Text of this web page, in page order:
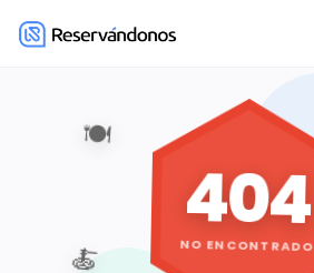
🍽️
🍝
404
NO ENCONTRADO